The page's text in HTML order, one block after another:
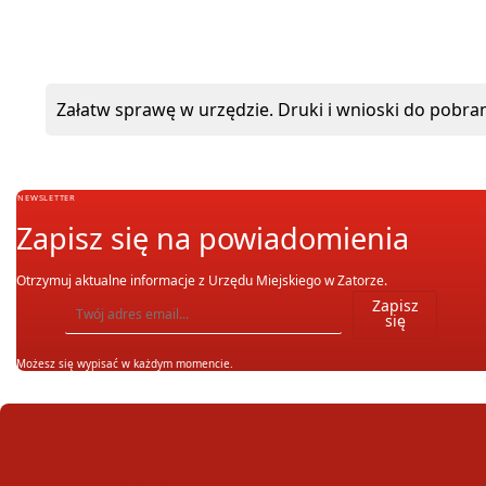
Załatw sprawę w urzędzie. Druki i wnioski do
NEWSLETTER
Zapisz się na powiadomienia
Otrzymuj aktualne informacje z Urzędu Miejskiego w Zatorze.
Wpisz adres email, na który chcesz otrzymywać powiadomienia. Możesz również się
Zapisz
się
Możesz się wypisać w każdym momencie.